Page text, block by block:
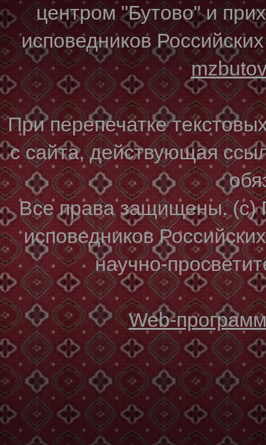
центром "Бутово" и
исповедников
При перепечатке
с сайта, действующая
Все права защищены. (с)
исповедников
научно-
Web-